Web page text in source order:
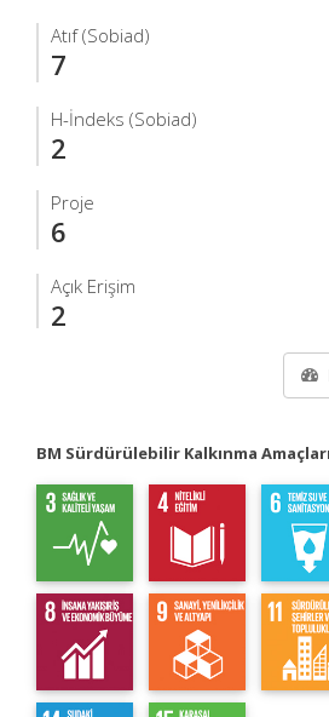
Atıf (Sobiad)
7
H-İndeks (Sobiad)
2
Proje
6
Açık Erişim
2
BM Sürdürülebilir Kalkınma Amaçları